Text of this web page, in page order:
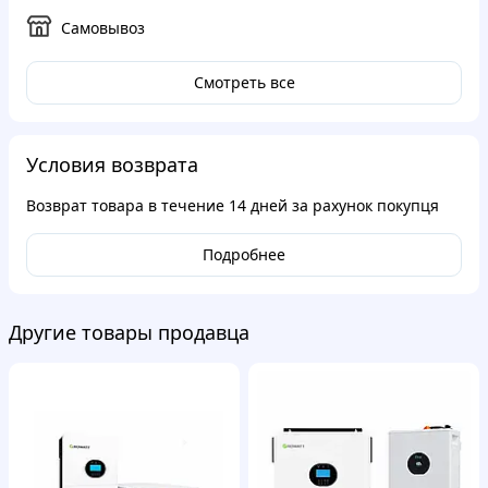
Самовывоз
Смотреть все
Условия возврата
Возврат товара в течение 14 дней за рахунок покупця
Подробнее
Другие товары продавца